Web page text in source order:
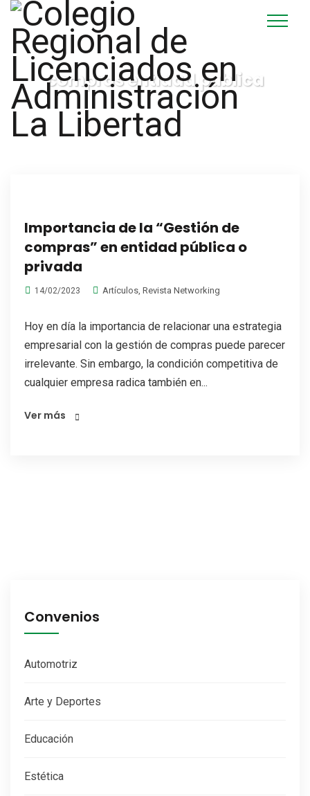
compras entidad publica
Importancia de la “Gestión de
compras” en entidad pública o
privada
14/02/2023 Artículos, Revista Networking
Hoy en día la importancia de relacionar una estrategia
empresarial con la gestión de compras puede parecer
irrelevante. Sin embargo, la condición competitiva de
cualquier empresa radica también en...
Ver más
Convenios
Automotriz
Arte y Deportes
Educación
Estética